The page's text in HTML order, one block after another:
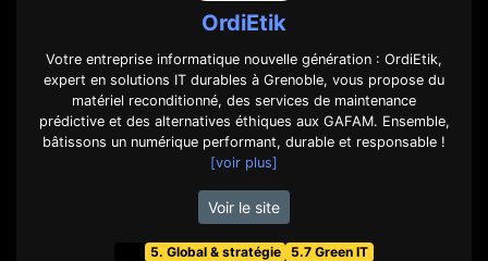
OrdiEtik
Votre entreprise informatique nouvelle génération : OrdiEtik,
expert en solutions IT durables à Grenoble, vous propose du
matériel reconditionné, des services de maintenance
prédictive et des alternatives éthiques aux GAFAM. Ensemble,
bâtissons un numérique performant, durable et responsable !
[voir plus]
Voir le site
5. Global & stratégie 5.7 Green IT